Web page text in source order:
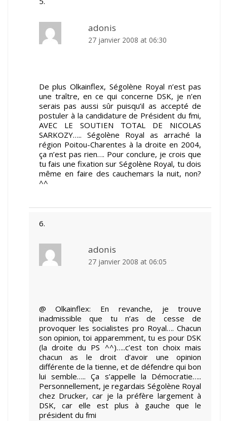
adonis
27 janvier 2008 at 06:30
De plus Olkainflex, Ségolène Royal n’est pas
une traître, en ce qui concerne DSK, je n’en
serais pas aussi sûr puisqu’il as accepté de
postuler à la candidature de Président du fmi,
AVEC LE SOUTIEN TOTAL DE NICOLAS
SARKOZY….. Ségolène Royal as arraché la
région Poitou-Charentes à la droite en 2004,
ça n’est pas rien…. Pour conclure, je crois que
tu fais une fixation sur Ségolène Royal, tu dois
même en faire des cauchemars la nuit, non?
^^
adonis
27 janvier 2008 at 06:05
@ Olkainflex: En revanche, je trouve
inadmissible que tu n’as de cesse de
provoquer les socialistes pro Royal…. Chacun
son opinion, toi apparemment, tu es pour DSK
(la droite du PS ^^)…..c’est ton choix mais
chacun as le droit d’avoir une opinion
différente de la tienne, et de défendre qui bon
lui semble….. Ça s’appelle la Démocratie…..
Personnellement, je regardais Ségolène Royal
chez Drucker, car je la préfère largement à
DSK, car elle est plus à gauche que le
président du fmi